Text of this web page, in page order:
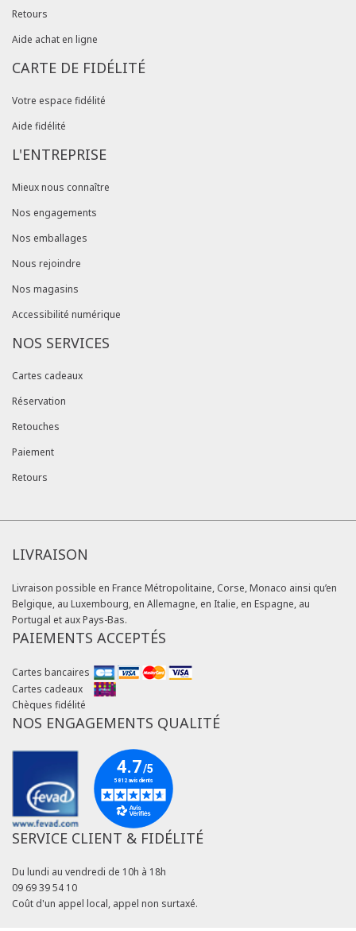
Retours
Aide achat en ligne
CARTE DE FIDÉLITÉ
Votre espace fidélité
Aide fidélité
L'ENTREPRISE
Mieux nous connaître
Nos engagements
Nos emballages
Nous rejoindre
Nos magasins
Accessibilité numérique
NOS SERVICES
Cartes cadeaux
Réservation
Retouches
Paiement
Retours
LIVRAISON
Livraison possible en France Métropolitaine, Corse, Monaco ainsi qu’en
Belgique, au Luxembourg, en Allemagne, en Italie, en Espagne, au
Portugal et aux Pays-Bas.
PAIEMENTS ACCEPTÉS
Cartes bancaires
Cartes cadeaux
Chèques fidélité
NOS ENGAGEMENTS QUALITÉ
SERVICE CLIENT & FIDÉLITÉ
Du lundi au vendredi de 10h à 18h
09 69 39 54 10
Coût d'un appel local, appel non surtaxé.